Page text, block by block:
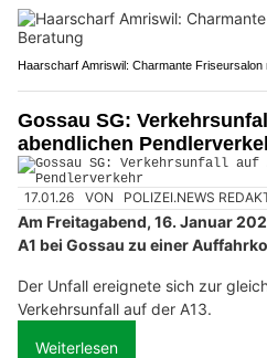
Haarscharf Amriswil: Charmante Friseursalon
Gossau SG:
abendlichen
17.01.26 VON POLIZEI.NEWS
Am Freitagabend, 16. Januar
A1 bei Gossau zu einer
Der Unfall ereignete sich zur
Verkehrsunfall auf der A13.
Weiterlesen